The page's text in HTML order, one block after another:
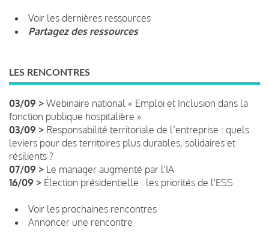
Voir les dernières ressources
Partagez des ressources
LES RENCONTRES
03/09 > Webinaire national « Emploi et Inclusion dans la
fonction publique hospitalière »
03/09 > Responsabilité territoriale de l’entreprise : quels
leviers pour des territoires plus durables, solidaires et
résilients ?
07/09 > Le manager augmenté par l'IA
16/09 > Élection présidentielle : les priorités de l'ESS
Voir les prochaines rencontres
Annoncer une rencontre